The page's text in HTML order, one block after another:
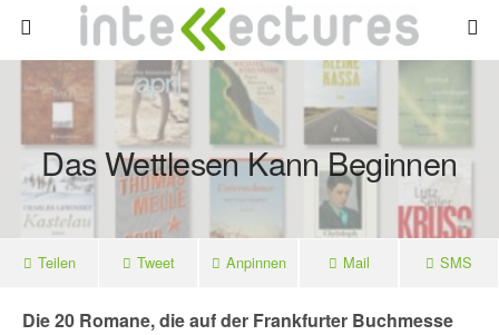
Das Wettlesen Kann Beginnen
Teilen Tweet Anpinnen Mail SMS
Die 20 Romane, die auf der Frankfurter Buchmesse